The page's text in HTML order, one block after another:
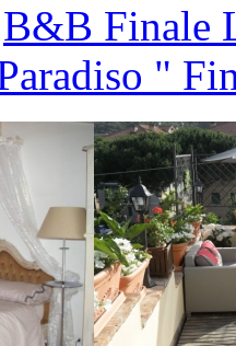
B&B Finale
"